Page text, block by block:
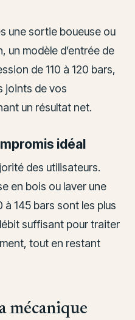
une sortie boueuse ou
un modèle d’entrée de
de 110 à 120 bars,
joints de vos
un résultat net.
idéal
des utilisateurs.
en bois ou laver une
à 145 bars sont les plus
suffisant pour traiter
tout en restant
mécanique